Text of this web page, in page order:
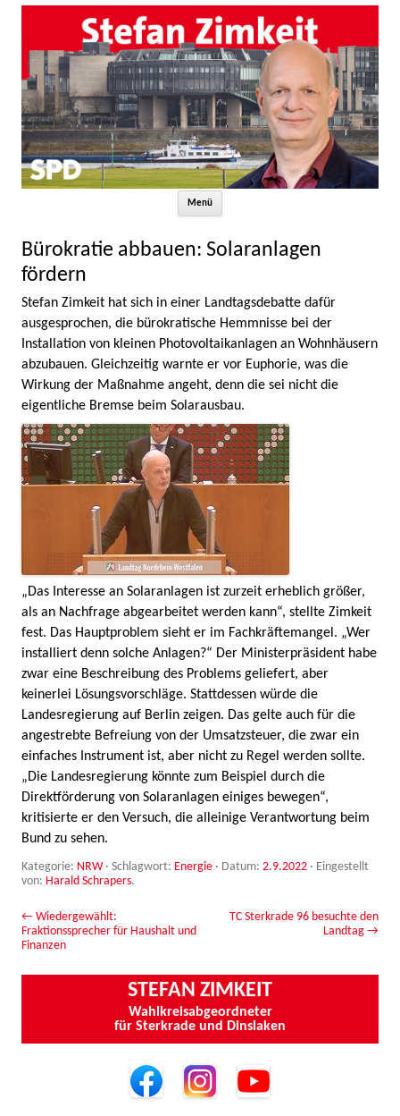
Menü
Bürokratie abbauen: Solaranlagen
fördern
Stefan Zimkeit hat sich in einer Landtagsdebatte dafür
ausgesprochen, die bürokratische Hemmnisse bei der
Installation von kleinen Photovoltaikanlagen an Wohnhäusern
abzubauen. Gleichzeitig warnte er vor Euphorie, was die
Wirkung der Maßnahme angeht, denn die sei nicht die
eigentliche Bremse beim Solarausbau.
„Das Interesse an Solaranlagen ist zurzeit erheblich größer,
als an Nachfrage abgearbeitet werden kann“, stellte Zimkeit
fest. Das Hauptproblem sieht er im Fachkräftemangel. „Wer
installiert denn solche Anlagen?“ Der Ministerpräsident habe
zwar eine Beschreibung des Problems geliefert, aber
keinerlei Lösungsvorschläge. Stattdessen würde die
Landesregierung auf Berlin zeigen. Das gelte auch für die
angestrebte Befreiung von der Umsatzsteuer, die zwar ein
einfaches Instrument ist, aber nicht zu Regel werden sollte.
„Die Landesregierung könnte zum Beispiel durch die
Direktförderung von Solaranlagen einiges bewegen“,
kritisierte er den Versuch, die alleinige Verantwortung beim
Bund zu sehen.
Kategorie: NRW· Schlagwort: Energie · Datum: 2.9.2022 · Eingestellt
von: Harald Schrapers.
Beitrags-Navigation
← Wiedergewählt:
Fraktionssprecher für Haushalt und
Finanzen
TC Sterkrade 96 besuchte den
Landtag →
STEFAN ZIMKEIT
Wahlkreisabgeordneter
für Sterkrade und Dinslaken